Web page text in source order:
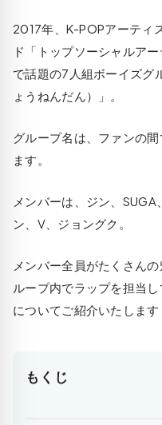
2017年、K-POPアーティ
ド「トップソーシャルア
で話題の7人組ボーイズグ
ょうねんだん）」。
グループ名は、ファンの
ます。
メンバーは、ジン、SUGA
ン、V、ジョングク。
メンバー全員がたくさん
ループ内でラップを担当
についてご紹介いたします
もくじ